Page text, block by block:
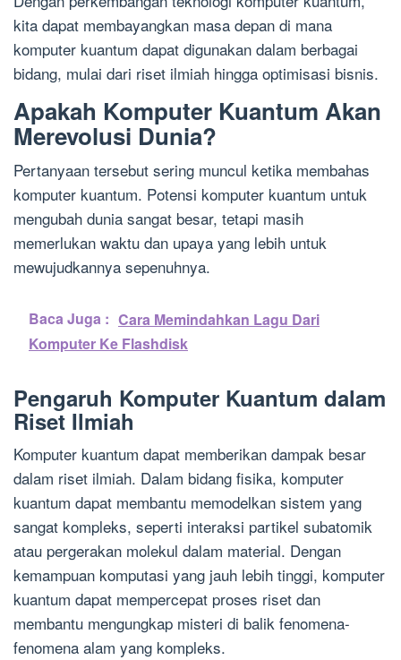
kita dapat membayangkan masa depan di mana
komputer kuantum dapat digunakan dalam berbagai
bidang, mulai dari riset ilmiah hingga optimisasi bisnis.
Apakah Komputer Kuantum Akan
Merevolusi Dunia?
Pertanyaan tersebut sering muncul ketika membahas
komputer kuantum. Potensi komputer kuantum untuk
mengubah dunia sangat besar, tetapi masih
memerlukan waktu dan upaya yang lebih untuk
mewujudkannya sepenuhnya.
Baca Juga : Cara Memindahkan Lagu Dari
Komputer Ke Flashdisk
Pengaruh Komputer Kuantum dalam
Riset Ilmiah
Komputer kuantum dapat memberikan dampak besar
dalam riset ilmiah. Dalam bidang fisika, komputer
kuantum dapat membantu memodelkan sistem yang
sangat kompleks, seperti interaksi partikel subatomik
atau pergerakan molekul dalam material. Dengan
kemampuan komputasi yang jauh lebih tinggi, komputer
kuantum dapat mempercepat proses riset dan
membantu mengungkap misteri di balik fenomena-
fenomena alam yang kompleks.